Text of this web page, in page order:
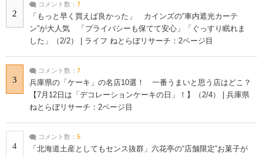
2
コメント数： 7
「もっと早く買えば良かった」 カインズの“車内遮光カーテ
ン”が大人気 「プライバシーも保てて安心」「ぐっすり眠れま
した」（2/2） | ライフ ねとらぼリサーチ：2ページ目
3
コメント数： 7
兵庫県の「ケーキ」の名店10選！ 一番うまいと思う店はどこ？
【7月12日は「デコレーションケーキの日」！】（2/4） | 兵庫県
ねとらぼリサーチ：2ページ目
4
コメント数： 5
「北海道土産としてもセンス抜群」六花亭の“店舗限定”お菓子が